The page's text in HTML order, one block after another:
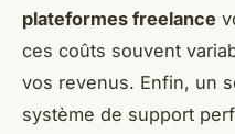
plateformes freelance
ces coûts souvent
vos revenus. Enfin, un
système de support